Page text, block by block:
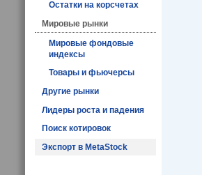
Остатки на корсчетах
Мировые рынки
Мировые фондовые
индексы
Товары и фьючерсы
Другие рынки
Лидеры роста и падения
Поиск котировок
Экспорт в MetaStock